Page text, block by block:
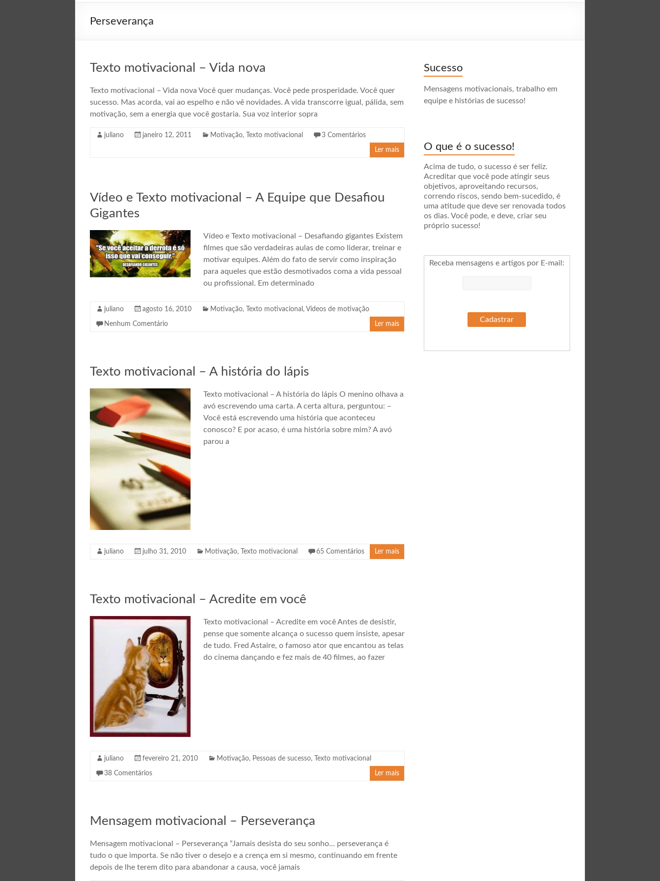
Perseverança
Texto motivacional – Vida nova
Texto motivacional – Vida nova Você quer mudanças. Você pede prosperidade. Você quer
sucesso. Mas acorda, vai ao espelho e não vê novidades. A vida transcorre igual, pálida, sem
motivação, sem a energia que você gostaria. Sua voz interior sopra
juliano janeiro 12, 2011 Motivação, Texto motivacional 3 Comentários
Ler mais
Vídeo e Texto motivacional – A Equipe que Desafiou
Gigantes
Vídeo e Texto motivacional – Desafiando gigantes Existem
filmes que são verdadeiras aulas de como liderar, treinar e
motivar equipes. Além do fato de servir como inspiração
para aqueles que estão desmotivados coma a vida pessoal
ou profissional. Em determinado
juliano agosto 16, 2010 Motivação, Texto motivacional , Vídeos de motivação
Nenhum Comentário Ler mais
Texto motivacional – A história do lápis
Texto motivacional – A história do lápis O menino olhava a
avó escrevendo uma carta. A certa altura, perguntou: –
Você está escrevendo uma história que aconteceu
conosco? E por acaso, é uma história sobre mim? A avó
parou a
juliano julho 31, 2010 Motivação, Texto motivacional 65 Comentários Ler mais
Texto motivacional – Acredite em você
Texto motivacional – Acredite em você Antes de desistir,
pense que somente alcança o sucesso quem insiste, apesar
de tudo. Fred Astaire, o famoso ator que encantou as telas
do cinema dançando e fez mais de 40 filmes, ao fazer
juliano fevereiro 21, 2010 Motivação, Pessoas de sucesso, Texto motivacional
38 Comentários Ler mais
Mensagem motivacional – Perseverança
Mensagem motivacional – Perseverança “Jamais desista do seu sonho… perseverança é
tudo o que importa. Se não tiver o desejo e a crença em si mesmo, continuando em frente
depois de lhe terem dito para abandonar a causa, você jamais
Sucesso
Mensagens motivacionais, trabalho em
equipe e histórias de sucesso!
O que é o sucesso!
Acima de tudo, o sucesso é ser feliz.
Acreditar que você pode atingir seus
objetivos, aproveitando recursos,
correndo riscos, sendo bem-sucedido, é
uma atitude que deve ser renovada todos
os dias. Você pode, e deve, criar seu
próprio sucesso!
Receba mensagens e artigos por E-mail :